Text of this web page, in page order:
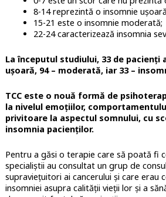
8-14 reprezintă o insomnie
15-21 este o insomnie moderată;
22-24 caracterizează insomnia
La începutul studiului, 33 de pacienți
ușoară, 94 – moderată, iar 33 –
TCC este o nouă formă de
la nivelul emoțiilor,
privitoare la aspectul somnului, cu
insomnia pacienților.
Pentru a găsi o terapie care să poată fi
specialiștii au consultat un grup de
supraviețuitori ai cancerului și care erau
insomniei asupra calității vieții lor și a